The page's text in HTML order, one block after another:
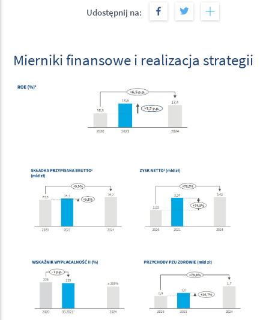
Udostępnij na:
Mierniki finansowe i realizacja strategii